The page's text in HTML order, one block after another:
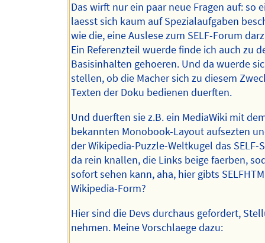
Das wirft nur ein paar neue Fragen auf: so
laesst sich kaum auf Spezialaufgaben
wie die, eine Auslese zum SELF-Forum
Ein Referenzteil wuerde finde ich auch zu
Basisinhalten gehoeren. Und da wuerde
stellen, ob die Macher sich zu diesem
Texten der Doku bedienen duerften.
Und duerften sie z.B. ein MediaWiki mit
bekannten Monobook-Layout aufsezten
der Wikipedia-Puzzle-Weltkugel das SELF-
da rein knallen, die Links beige faerben,
sofort sehen kann, aha, hier gibts
Wikipedia-Form?
Hier sind die Devs durchaus gefordert,
nehmen. Meine Vorschlaege dazu: